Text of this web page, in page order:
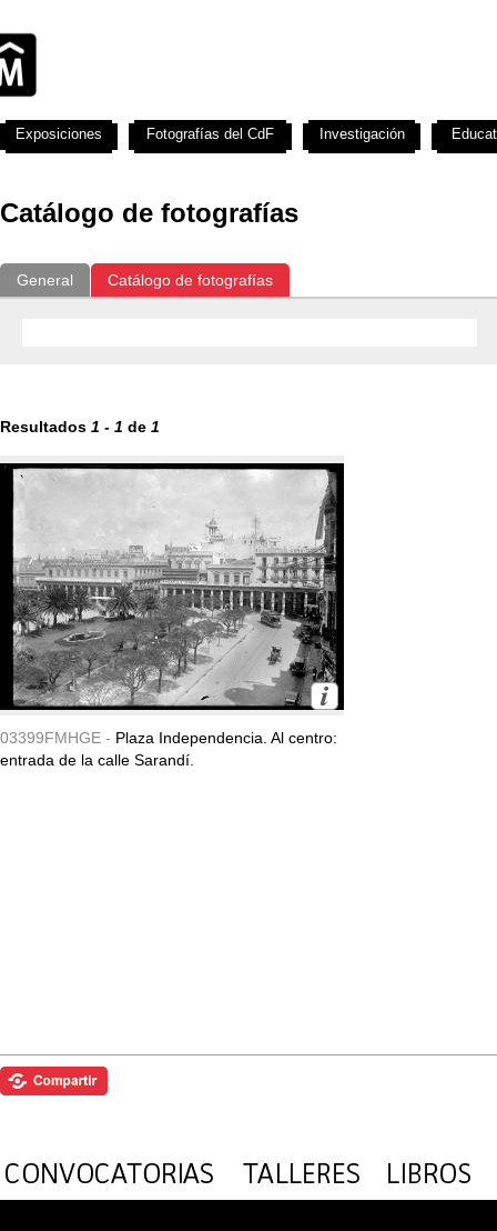
Catálogo de fotografías
General Catálogo de fotografías
Resultados 1 - 1 de 1
03399FMHGE - Plaza Independencia. Al centro:
entrada de la calle Sarandí.
Exposiciones Fotografías del CdF Investigación